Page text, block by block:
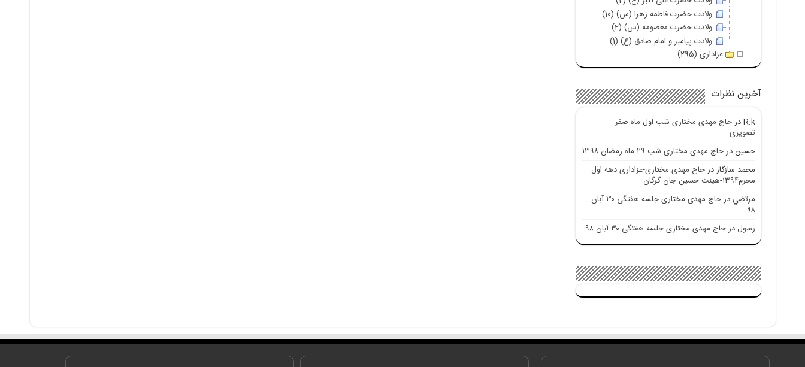
ولادت حضرت فاطمه زهرا (س) (10)
ولادت حضرت معصومه (س) (2)
ولادت پیامبر و امام صادق (ع) (1)
عزاداری (295)
آخرین نظرات
R.kدرحاج مهدی مختاری شب اول ماه صفر –
تصویری
حسیندرحاج مهدی مختاری شب ۲۹ ماه رمضان ۱۳۹۸
محمد سازگاردرحاج مهدی مختاری-عزاداری دهه اول
محرم۱۳۹۴-هیئت حسین جان گرگان
مرتضي در
حاج مهدی مختاری جلسه هفتگی ۳۰ آبان
۹۸
رسول درحاج مهدی مختاری جلسه هفتگی ۳۰ آبان ۹۸